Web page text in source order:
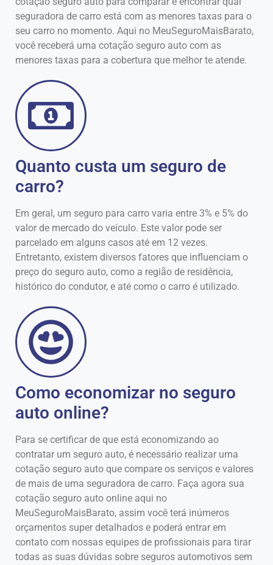
seguradora de carro está com as menores taxas para o
seu carro no momento. Aqui no MeuSeguroMaisBarato,
você receberá uma cotação seguro auto com as
menores taxas para a cobertura que melhor te atende.
Quanto custa um seguro de
carro?
Em geral, um seguro para carro varia entre 3% e 5% do
valor de mercado do veículo. Este valor pode ser
parcelado em alguns casos até em 12 vezes.
Entretanto, existem diversos fatores que influenciam o
preço do seguro auto, como a região de residência,
histórico do condutor, e até como o carro é utilizado.
Como economizar no seguro
auto online?
Para se certificar de que está economizando ao
contratar um seguro auto, é necessário realizar uma
cotação seguro auto que compare os serviços e valores
de mais de uma seguradora de carro. Faça agora sua
cotação seguro auto online aqui no
MeuSeguroMaisBarato, assim você terá inúmeros
orçamentos super detalhados e poderá entrar em
contato com nossas equipes de profissionais para tirar
todas as suas dúvidas sobre seguros automotivos sem